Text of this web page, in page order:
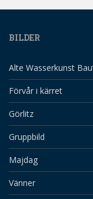
BILDER
Alte Wasserkunst
Förvår i kärret
Görlitz
Gruppbild
Majdag
Vänner